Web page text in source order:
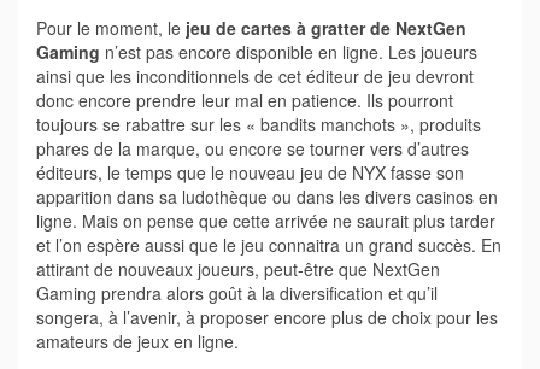
Pour le moment, le jeu de cartes à gratter de NextGen
Gaming n’est pas encore disponible en ligne. Les joueurs
ainsi que les inconditionnels de cet éditeur de jeu devront
donc encore prendre leur mal en patience. Ils pourront
toujours se rabattre sur les « bandits manchots », produits
phares de la marque, ou encore se tourner vers d’autres
éditeurs, le temps que le nouveau jeu de NYX fasse son
apparition dans sa ludothèque ou dans les divers casinos en
ligne. Mais on pense que cette arrivée ne saurait plus tarder
et l’on espère aussi que le jeu connaitra un grand succès. En
attirant de nouveaux joueurs, peut-être que NextGen
Gaming prendra alors goût à la diversification et qu’il
songera, à l’avenir, à proposer encore plus de choix pour les
amateurs de jeux en ligne.